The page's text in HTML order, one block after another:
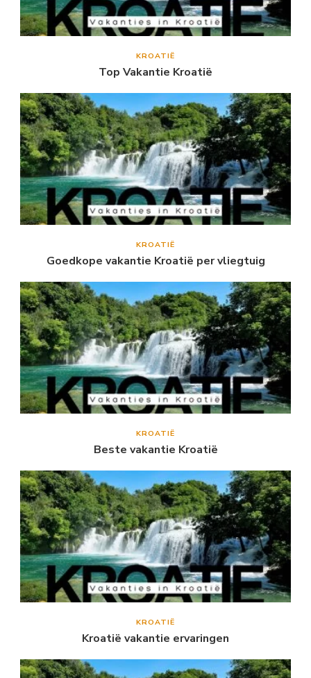
KROATIË
Top Vakantie Kroatië
KROATIË
Goedkope vakantie Kroatië per vliegtuig
KROATIË
Beste vakantie Kroatië
KROATIË
Kroatië vakantie ervaringen